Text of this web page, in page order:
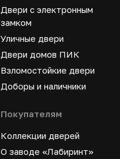
Двери с электронным
замком
Уличные двери
Двери домов ПИК
Взломостойкие двери
Доборы и наличники
Покупателям
Коллекции дверей
О заводе «Лабиринт»